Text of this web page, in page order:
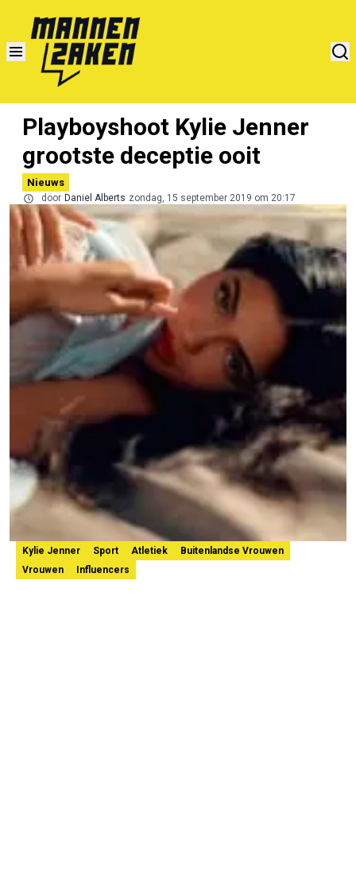
Playboyshoot Kylie Jenner
grootste deceptie ooit
Nieuws
door Daniel Alberts zondag, 15 september 2019 om 20:17
Kylie Jenner Sport Atletiek
Buitenlandse Vrouwen
Vrouwen
Influencers